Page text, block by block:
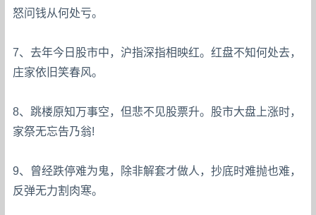
怒问钱从何处亏。
7、去年今日股市中，沪指深指相映红。红盘不知何处去，
庄家依旧笑春风。
8、跳楼原知万事空，但悲不见股票升。股市大盘上涨时，
家祭无忘告乃翁!
9、曾经跌停难为鬼，除非解套才做人，抄底时难抛也难，
反弹无力割肉寒。